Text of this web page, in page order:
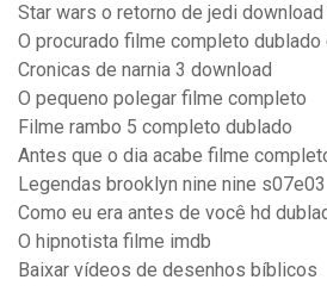
Star wars o retorno de jedi
O procurado filme completo dublado
Cronicas de narnia 3 download
O pequeno polegar filme completo
Filme rambo 5 completo dublado
Antes que o dia acabe filme
Legendas brooklyn nine nine s07e03
Como eu era antes de você hd
O hipnotista filme imdb
Baixar vídeos de desenhos bíblicos